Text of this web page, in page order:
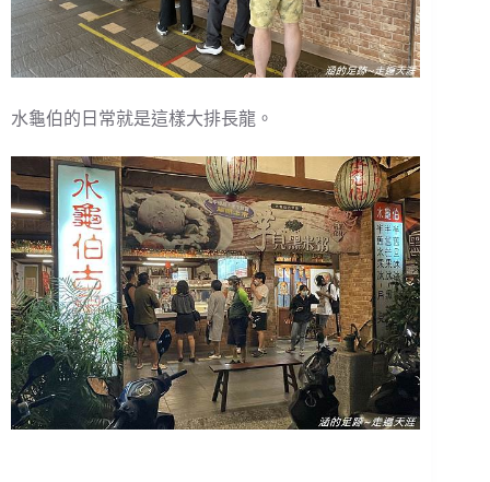
水龜伯的日常就是這樣大排長龍。